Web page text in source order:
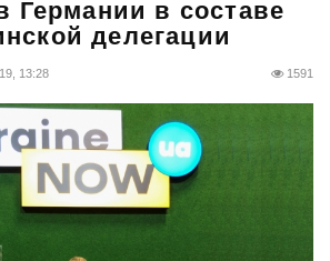
Германии в составе
делегации
13:28 1591